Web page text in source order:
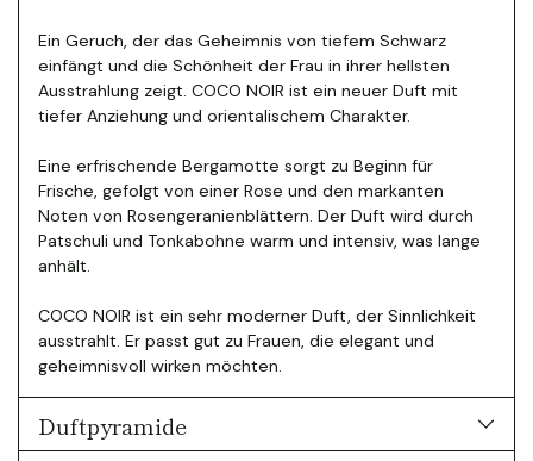
Ein Geruch, der das Geheimnis von tiefem Schwarz
einfängt und die Schönheit der Frau in ihrer hellsten
Ausstrahlung zeigt. COCO NOIR ist ein neuer Duft mit
tiefer Anziehung und orientalischem Charakter.
Eine erfrischende Bergamotte sorgt zu Beginn für
Frische, gefolgt von einer Rose und den markanten
Noten von Rosengeranienblättern. Der Duft wird durch
Patschuli und Tonkabohne warm und intensiv, was lange
anhält.
COCO NOIR ist ein sehr moderner Duft, der Sinnlichkeit
ausstrahlt. Er passt gut zu Frauen, die elegant und
geheimnisvoll wirken möchten.
Duftpyramide